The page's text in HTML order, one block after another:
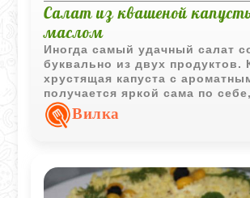
Салат из квашеной
маслом
Иногда самый удачный салат
буквально из двух продуктов.
хрустящая капуста с
получается яркой сама по
только слегка смягчает вкус,
у салата его характер.
Вилка